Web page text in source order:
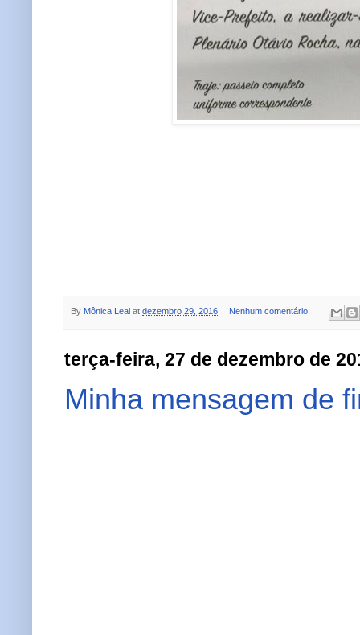
By Mônica Leal at dezembro 29, 2016 Nenhum comentário:
terça-feira, 27 de dezembro de
Minha mensagem de